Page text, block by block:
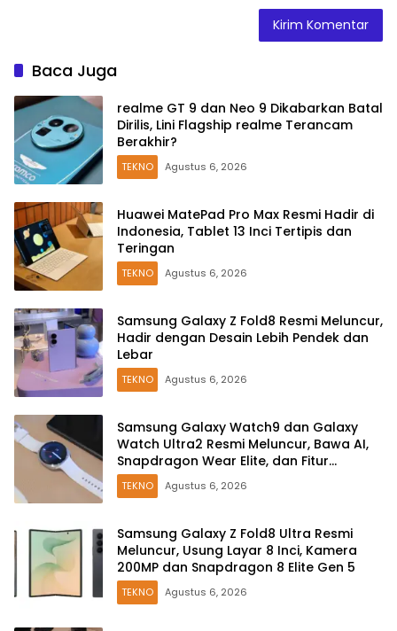
Baca Juga
realme GT 9 dan Neo 9 Dikabarkan Batal
Dirilis, Lini Flagship realme Terancam
Berakhir?
TEKNO Agustus 6, 2026
Huawei MatePad Pro Max Resmi Hadir di
Indonesia, Tablet 13 Inci Tertipis dan
Teringan
TEKNO Agustus 6, 2026
Samsung Galaxy Z Fold8 Resmi Meluncur,
Hadir dengan Desain Lebih Pendek dan
Lebar
TEKNO Agustus 6, 2026
Samsung Galaxy Watch9 dan Galaxy
Watch Ultra2 Resmi Meluncur, Bawa AI,
Snapdragon Wear Elite, dan Fitur
Kesehatan Baru
TEKNO Agustus 6, 2026
Samsung Galaxy Z Fold8 Ultra Resmi
Meluncur, Usung Layar 8 Inci, Kamera
200MP dan Snapdragon 8 Elite Gen 5
TEKNO Agustus 6, 2026